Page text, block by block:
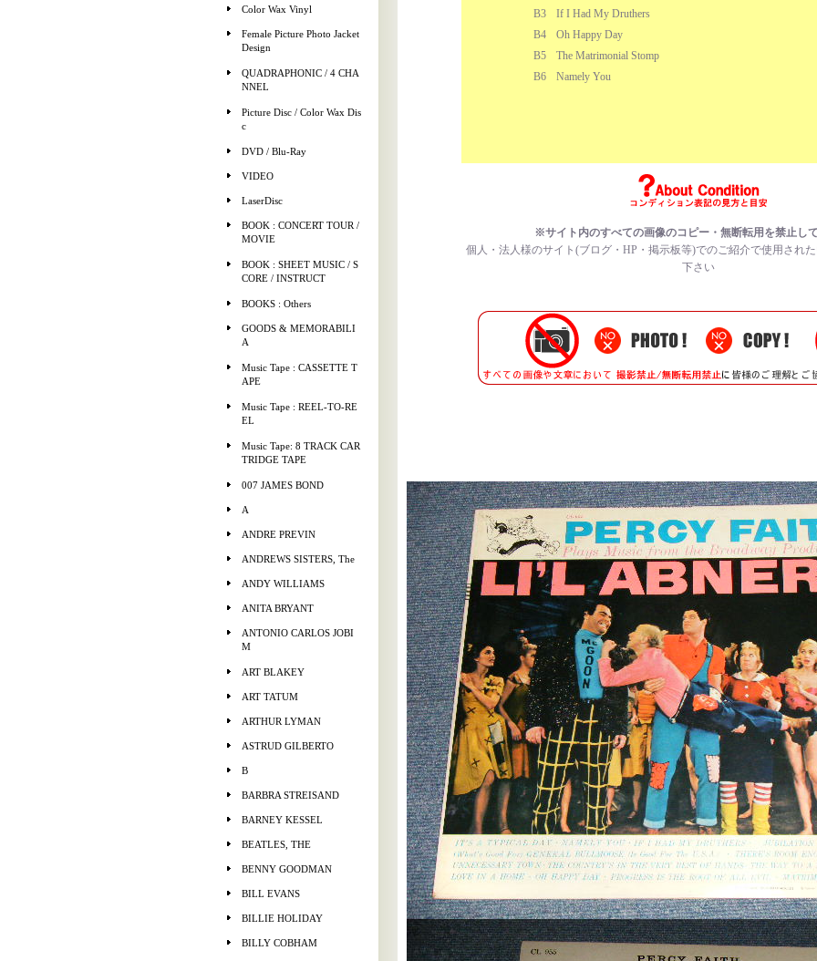
Color Wax Vinyl
Female Picture Photo Jacket
Design
QUADRAPHONIC / 4 CHA
NNEL
Picture Disc / Color Wax Dis
c
DVD / Blu-Ray
VIDEO
LaserDisc
BOOK : CONCERT TOUR /
MOVIE
BOOK : SHEET MUSIC / S
CORE / INSTRUCT
BOOKS : Others
GOODS & MEMORABILI
A
Music Tape : CASSETTE T
APE
Music Tape : REEL-TO-RE
EL
Music Tape: 8 TRACK CAR
TRIDGE TAPE
007 JAMES BOND
A
ANDRE PREVIN
ANDREWS SISTERS, The
ANDY WILLIAMS
ANITA BRYANT
ANTONIO CARLOS JOBI
M
ART BLAKEY
ART TATUM
ARTHUR LYMAN
ASTRUD GILBERTO
B
BARBRA STREISAND
BARNEY KESSEL
BEATLES, THE
BENNY GOODMAN
BILL EVANS
BILLIE HOLIDAY
BILLY COBHAM
B3
If I Had My Druthers
B4
Oh Happy Day
B5
The Matrimonial Stomp
B6
Namely You
※サイト内のすべての画像のコピー・無断転用を禁止して
個人・法人様のサイト(ブログ・HP・掲示板等)でのご紹介で使用され
下さい